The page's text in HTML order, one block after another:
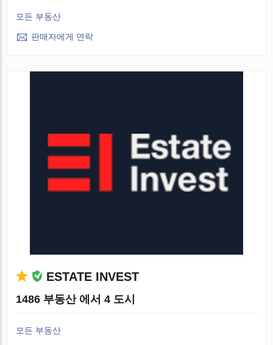
모든 부동산
판매자에게 연락
ESTATE INVEST
1486 부동산 에서 4 도시
모든 부동산